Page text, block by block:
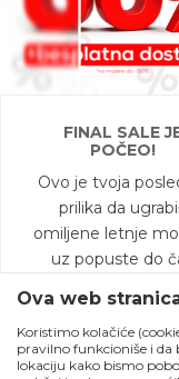
FINAL SALE
POČEO!
Ovo je tvoja
prilika da
omiljene letnje
uz popuste do
A to nije sve –
modele snižene
Nastojimo da budemo
samih cena, ali ne
Ova web
Koristimo kolačiće
pravilno funkcioniše i
lokaciju kako bismo